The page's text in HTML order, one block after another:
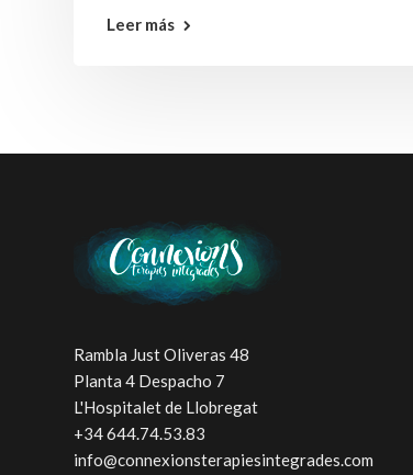
Leer más
Rambla Just Oliveras 48
Planta 4 Despacho 7
L'Hospitalet de Llobregat
+34 644.74.53.83
info@connexionsterapiesintegrades.com